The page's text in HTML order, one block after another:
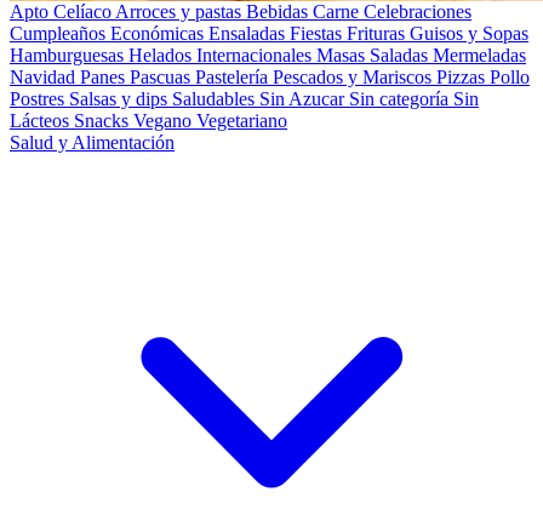
Apto Celíaco Arroces y pastas Bebidas Carne Celebraciones
Cumpleaños Económicas Ensaladas Fiestas Frituras Guisos y Sopas
Hamburguesas Helados Internacionales Masas Saladas Mermeladas
Navidad Panes Pascuas Pastelería Pescados y Mariscos Pizzas Pollo
Postres Salsas y dips Saludables Sin Azucar Sin categoría Sin
Lácteos Snacks Vegano Vegetariano
Salud y Alimentación